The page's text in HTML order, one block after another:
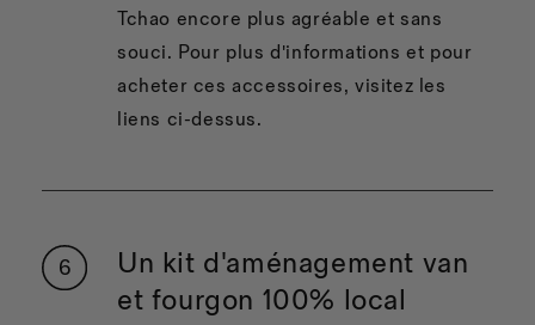
Tchao encore plus agréable et sans
souci. Pour plus d'informations et pour
acheter ces accessoires, visitez les
liens ci-dessus.
Un kit d'aménagement van
et fourgon 100% local